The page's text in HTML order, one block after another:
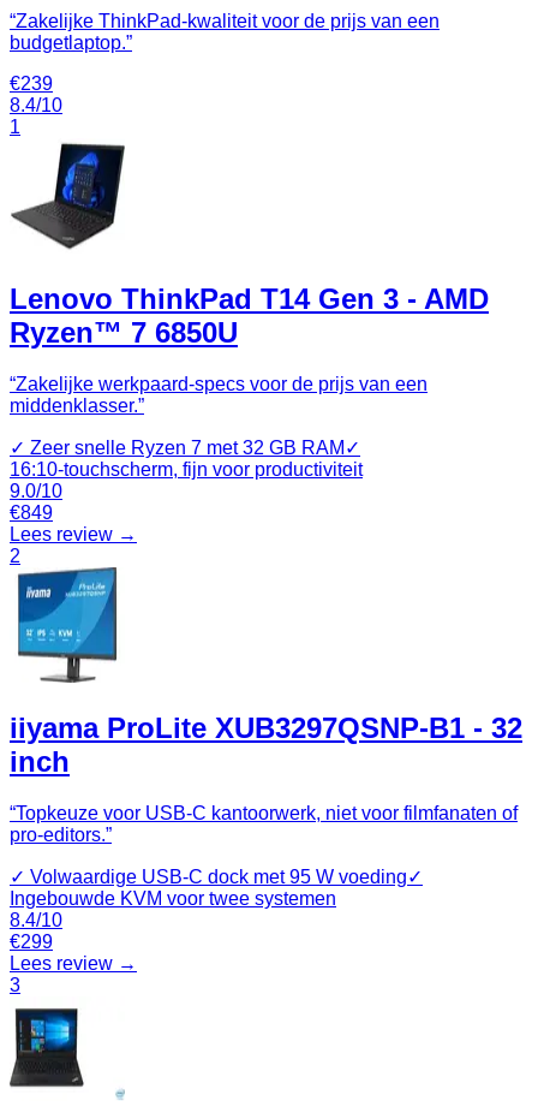
“Zakelijke ThinkPad-kwaliteit voor de prijs van een
budgetlaptop.”
€239
8.4/10
1
Lenovo ThinkPad T14 Gen 3 - AMD
Ryzen™ 7 6850U
“Zakelijke werkpaard‑specs voor de prijs van een
middenklasser.”
✓ Zeer snelle Ryzen 7 met 32 GB RAM ✓
16:10‑touchscherm, fijn voor productiviteit
9.0/10
€849
Lees review →
2
iiyama ProLite XUB3297QSNP-B1 - 32
inch
“Topkeuze voor USB‑C kantoorwerk, niet voor filmfanaten of
pro-editors.”
✓ Volwaardige USB‑C dock met 95 W voeding✓
Ingebouwde KVM voor twee systemen
8.4/10
€299
Lees review →
3